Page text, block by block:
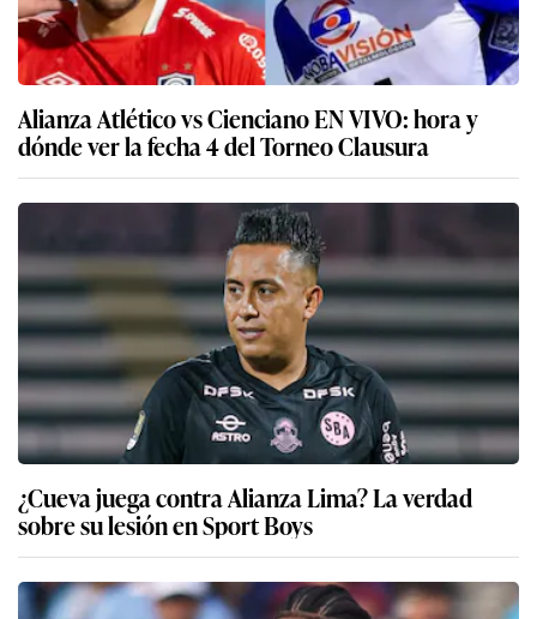
Alianza Atlético vs Cienciano EN VIVO: hora y
dónde ver la fecha 4 del Torneo Clausura
¿Cueva juega contra Alianza Lima? La verdad
sobre su lesión en Sport Boys